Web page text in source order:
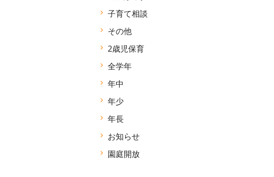
子育て相談
その他
2歳児保育
全学年
年中
年少
年長
お知らせ
園庭開放